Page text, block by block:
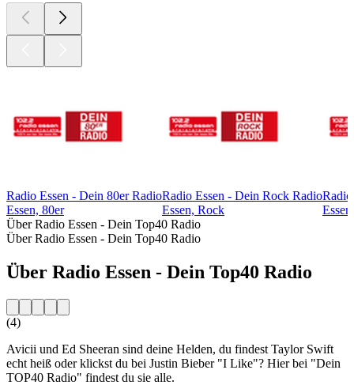
Radio Essen - Dein 80er Radio
Essen, 80er
Radio Essen - Dein Rock Radio
Essen, Rock
Über Radio Essen - Dein Top40 Radio
Über Radio Essen - Dein Top40 Radio
Über Radio Essen - Dein Top40 Radio
(4)
Avicii und Ed Sheeran sind deine Helden, du findest Taylor Swift
echt heiß oder klickst du bei Justin Bieber "I Like"? Hier bei "Dein
TOP40 Radio" findest du sie alle.